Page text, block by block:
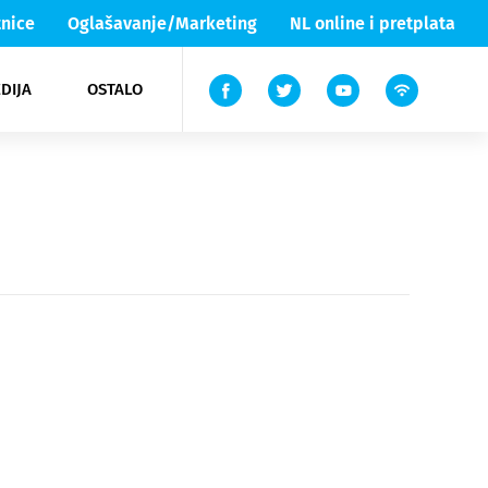
Oglašavanje/Marketing NL online i pretplata
OSTALO
Lika & Senj
TV